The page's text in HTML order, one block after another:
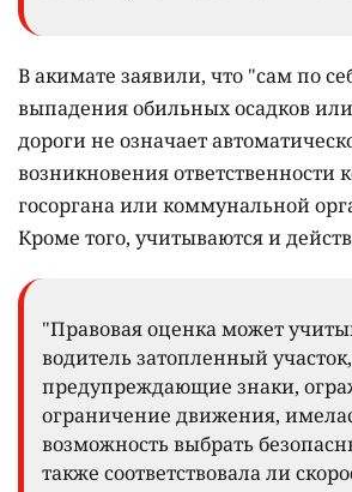
В акимате заявили, что "сам по
выпадения обильных осадков
дороги не означает
возникновения ответственности
госоргана или коммунальной
Кроме того, учитываются и
"Правовая оценка может
водитель затопленный участок,
предупреждающие знаки,
ограничение движения,
возможность выбрать
также соответствовала ли